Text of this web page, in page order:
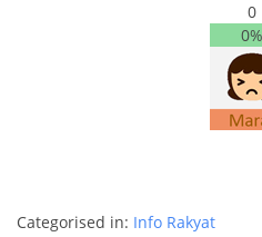
0
0%
Categorised in: Info Rakyat